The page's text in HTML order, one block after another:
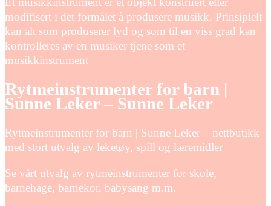
modifisert i det formålet å produsere musikk. Prinsipielt
kan alt som produserer lyd og som til en viss grad kan
kontrolleres av en musiker tjene som et
musikkinstrument
Rytmeinstrumenter for barn |
Sunne Leker – Sunne Leker
Rytmeinstrumenter for barn | Sunne Leker – nettbutikk
med stort utvalg av leketøy, spill og læremidler
Se vårt utvalg av rytmeinstrumenter for skole,
barnehage, barnekor, babysang m.m.